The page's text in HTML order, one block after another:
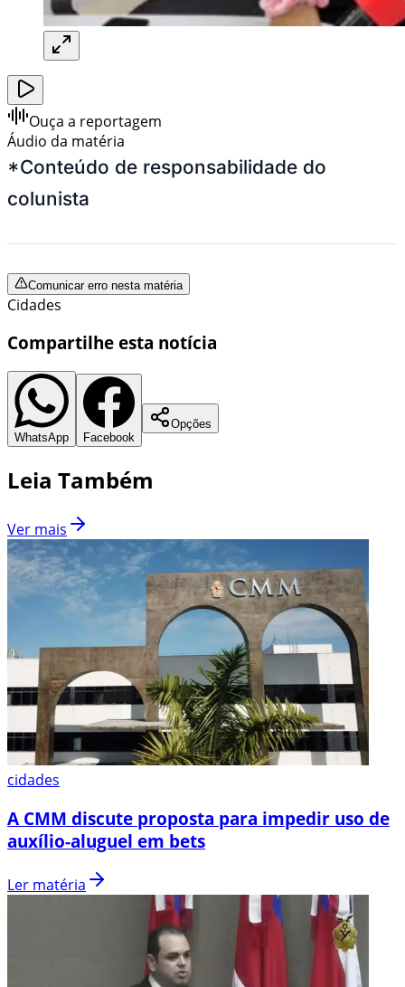
Ouça a reportagem
Áudio da matéria
*Conteúdo de responsabilidade do
colunista
Comunicar erro nesta matéria
Cidades
Compartilhe esta notícia
WhatsApp Facebook
Opções
Leia Também
Ver mais
cidades
A CMM discute proposta para impedir uso de
auxílio-aluguel em bets
Ler matéria